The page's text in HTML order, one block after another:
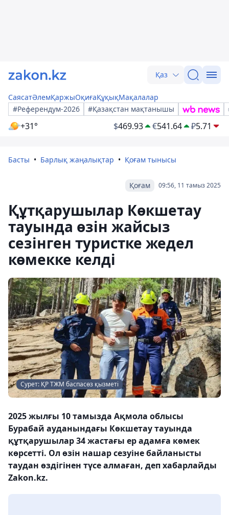
Қаз
СаясатӘлемҚаржыОқиғаҚұқықМақалалар
#Референдум-2026
#Қазақстан мақтанышы
+31° $469.93 €541.64 ₽5.71
Басты Барлық жаңалықтар Қоғам тынысы
09:56, 11 тамыз 2025
Қоғам
Құтқарушылар Көкшетау
тауында өзін жайсыз
сезінген туристке жедел
көмекке келді
Сурет: ҚР ТЖМ баспасөз қызметі
2025 жылғы 10 тамызда Ақмола облысы
Бурабай ауданындағы Көкшетау тауында
құтқарушылар 34 жастағы ер адамға көмек
көрсетті. Ол өзін нашар сезуіне байланысты
таудан өздігінен түсе алмаған, деп хабарлайды
Zakon.kz.